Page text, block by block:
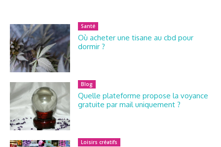
Santé
Où acheter une tisane au cbd pour
dormir ?
Blog
Quelle plateforme propose la voyance
gratuite par mail uniquement ?
Loisirs créatifs